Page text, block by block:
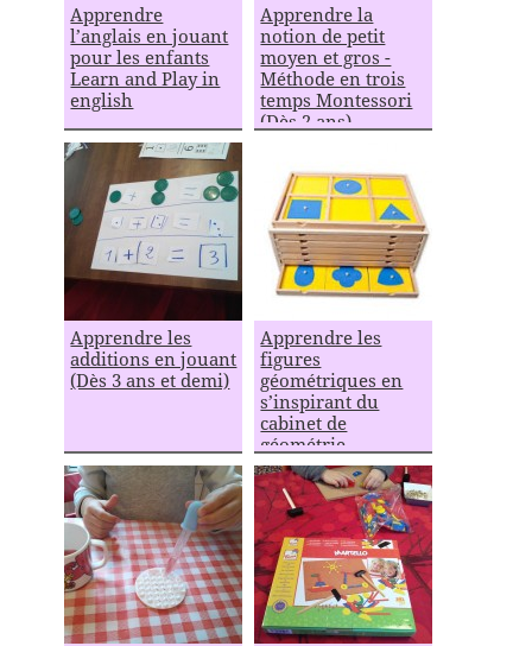
Apprendre
l’anglais en jouant
pour les enfants
Learn and Play in
english
Apprendre la
notion de petit
moyen et gros -
Méthode en trois
temps Montessori
(Dès 2 ans)
Apprendre les
additions en jouant
(Dès 3 ans et demi)
Apprendre les
figures
géométriques en
s’inspirant du
cabinet de
géométrie
Montessori